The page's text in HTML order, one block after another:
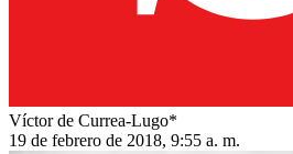
Víctor de Currea-Lugo*
19 de febrero de 2018, 9:55 a. m.